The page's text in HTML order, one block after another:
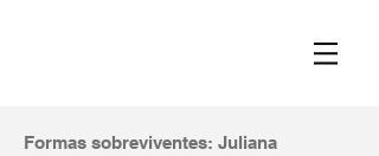
Formas sobreviventes: Juliana